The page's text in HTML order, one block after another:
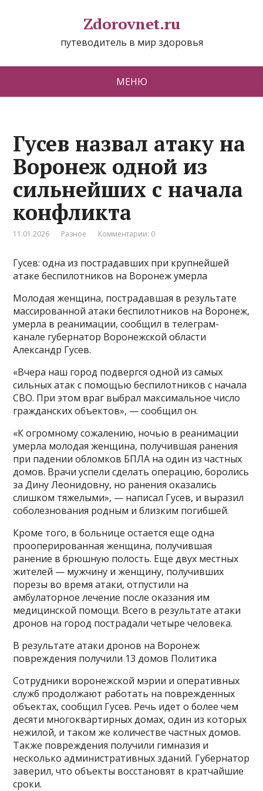
Zdorovnet.ru
путеводитель в мир здоровья
МЕНЮ
Гусев назвал атаку на
Воронеж одной из
сильнейших с начала
конфликта
11.01.2026 Разное Комментарии: 0
Гусев: одна из пострадавших при крупнейшей
атаке беспилотников на Воронеж умерла
Молодая женщина, пострадавшая в результате
массированной атаки беспилотников на Воронеж,
умерла в реанимации, сообщил в телеграм-
канале губернатор Воронежской области
Александр Гусев.
«Вчера наш город подвергся одной из самых
сильных атак с помощью беспилотников с начала
СВО. При этом враг выбрал максимальное число
гражданских объектов», — сообщил он.
«К огромному сожалению, ночью в реанимации
умерла молодая женщина, получившая ранения
при падении обломков БПЛА на один из частных
домов. Врачи успели сделать операцию, боролись
за Дину Леонидовну, но ранения оказались
слишком тяжелыми», — написал Гусев, и выразил
соболезнования родным и близким погибшей.
Кроме того, в больнице остается еще одна
прооперированная женщина, получившая
ранение в брюшную полость. Еще двух местных
жителей — мужчину и женщину, получивших
порезы во время атаки, отпустили на
амбулаторное лечение после оказания им
медицинской помощи. Всего в результате атаки
дронов на город пострадали четыре человека.
В результате атаки дронов на Воронеж
повреждения получили 13 домов Политика
Сотрудники воронежской мэрии и оперативных
служб продолжают работать на поврежденных
объектах, сообщил Гусев. Речь идет о более чем
десяти многоквартирных домах, один из которых
нежилой, и таком же количестве частных домов.
Также повреждения получили гимназия и
несколько административных зданий. Губернатор
заверил, что объекты восстановят в кратчайшие
сроки.